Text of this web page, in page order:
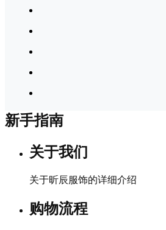
新手指南
关于我们
关于昕辰服饰的详细介绍
购物流程